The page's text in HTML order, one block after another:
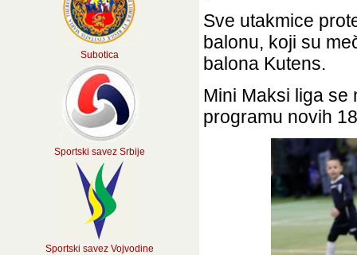
Subotica
Sportski savez Srbije
Sportski savez Vojvodine
Sve utakmice
balonu, koji su
balona Kutens.
Mini Maksi liga se
programu novih